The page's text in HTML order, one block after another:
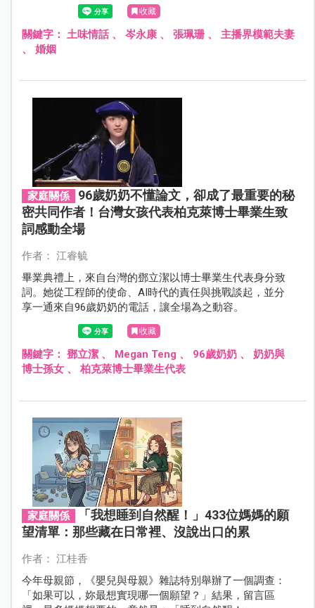
收藏
關鍵字： 土味情話、 岑永康、 張珮珊、 主播界模範夫妻
、 婚姻
家庭關係
96歲奶奶不懂論文，卻成了最重要的秘
密共同作者！台灣女孩代表柏克萊博士畢業生致
詞感動全場
作者： 江睿毓
畢業典禮上，來自台灣的鄧立潔以博士畢業生代表身分致
詞。她從工程師的使命、AI時代的責任與挑戰談起，並分
享一通來自96歲奶奶的電話，讓全場為之動容。
收藏
關鍵字： 鄧立潔、 Megan Teng 、 96歲奶奶、 奶奶與
博士孫女、 柏克萊博士畢業生代表
家庭關係
「我想睡到自然醒！」433位媽媽的願
望清單：那些藏在日常裡、沒說出口的累
作者： 江桂香
今年母親節，《嬰兒與母親》雜誌特別舉辦了一個調查：
「如果可以，妳最想實現哪一個願望？」結果，留言區